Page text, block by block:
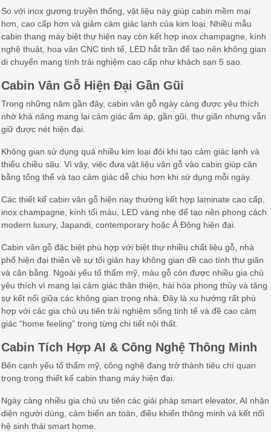
So với inox gương truyền thống, vật liệu này giúp cabin mềm mại
hơn, cao cấp hơn và giảm cảm giác lạnh của kim loại. Nhiều mẫu
cabin thang máy biệt thự hiện nay còn kết hợp inox champagne, kính
nghệ thuật, hoa văn CNC tinh tế, LED hắt trần để tạo nên không gian
di chuyển mang tính trải nghiệm cao cấp như khách sạn 5 sao.
Cabin Vân Gỗ Hiện Đại Gần Gũi
Trong những năm gần đây, cabin vân gỗ ngày càng được yêu thích
nhờ khả năng mang lại cảm giác ấm áp, gần gũi, thư giãn nhưng vẫn
giữ được nét hiện đại.
Không gian sử dụng quá nhiều kim loại đôi khi tạo cảm giác lạnh và
thiếu chiều sâu. Vì vậy, việc đưa vật liệu vân gỗ vào cabin giúp cân
bằng tổng thể và tạo cảm giác dễ chịu hơn khi sử dụng mỗi ngày.
Các thiết kế cabin vân gỗ hiện nay thường kết hợp laminate cao cấp,
inox champagne, kính tối màu, LED vàng nhẹ để tạo nên phong cách
modern luxury, Japandi, contemporary hoặc Á Đông hiện đại.
Cabin vân gỗ đặc biệt phù hợp với biệt thự nhiều chất liệu gỗ, nhà
phố hiện đại thiên về sự tối giản hay không gian đề cao tính thư giãn
và cân bằng. Ngoài yếu tố thẩm mỹ, màu gỗ còn được nhiều gia chủ
yêu thích vì mang lại cảm giác thân thiện, hài hòa phong thủy và tăng
sự kết nối giữa các không gian trong nhà. Đây là xu hướng rất phù
hợp với các gia chủ ưu tiên trải nghiệm sống tinh tế và đề cao cảm
giác “home feeling” trong từng chi tiết nội thất.
Cabin Tích Hợp AI & Công Nghệ Thông Minh
Bên cạnh yếu tố thẩm mỹ, công nghệ đang trở thành tiêu chí quan
trọng trong thiết kế cabin thang máy hiện đại.
Ngày càng nhiều gia chủ ưu tiên các giải pháp smart elevator, AI nhận
diện người dùng, cảm biến an toàn, điều khiển thông minh và kết nối
hệ sinh thái smart home.